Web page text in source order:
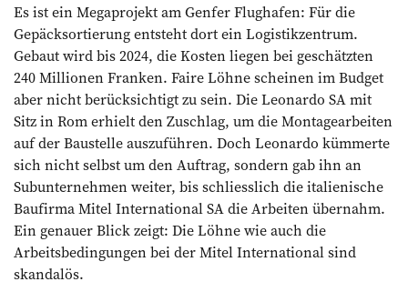
Es ist ein Megaprojekt am Genfer Flughafen: Für die
Gepäcksortierung entsteht dort ein Logistikzentrum.
Gebaut wird bis 2024, die Kosten liegen bei geschätzten
240 Millionen Franken. Faire Löhne scheinen im Budget
aber nicht berücksichtigt zu sein. Die Leonardo SA mit
Sitz in Rom erhielt den Zuschlag, um die Montagearbeiten
auf der Baustelle auszuführen. Doch Leonardo kümmerte
sich nicht selbst um den Auftrag, sondern gab ihn an
Subunternehmen weiter, bis schliesslich die italienische
Baufirma Mitel International SA die Arbeiten übernahm.
Ein genauer Blick zeigt: Die Löhne wie auch die
Arbeitsbedingungen bei der Mitel International sind
skandalös.